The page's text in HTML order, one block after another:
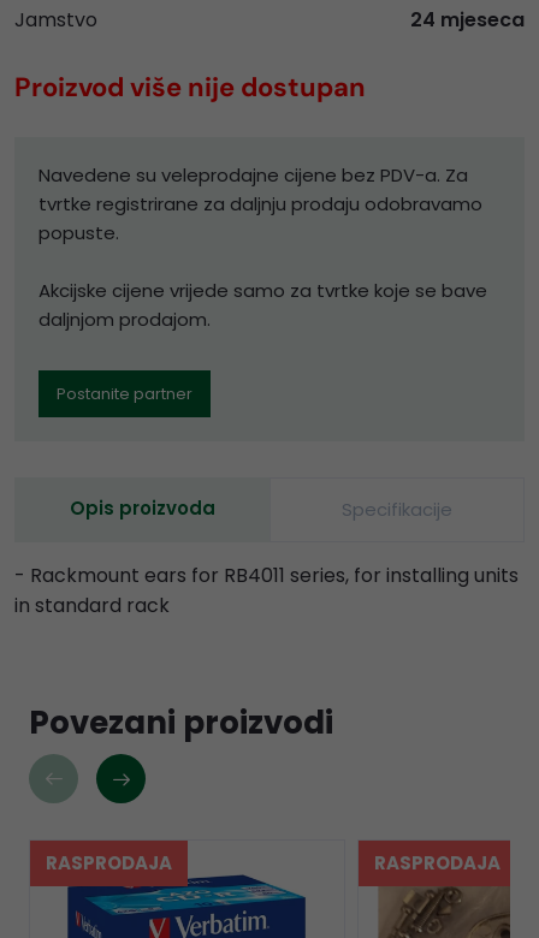
Jamstvo 24 mjeseca
Proizvod više nije dostupan
Navedene su veleprodajne cijene bez PDV-a. Za
tvrtke registrirane za daljnju prodaju odobravamo
popuste.
Akcijske cijene vrijede samo za tvrtke koje se bave
daljnjom prodajom.
Postanite partner
Opis proizvoda Specifikacije
- Rackmount ears for RB4011 series, for installing units
in standard rack
Povezani proizvodi
RASPRODAJA RASPRODAJA